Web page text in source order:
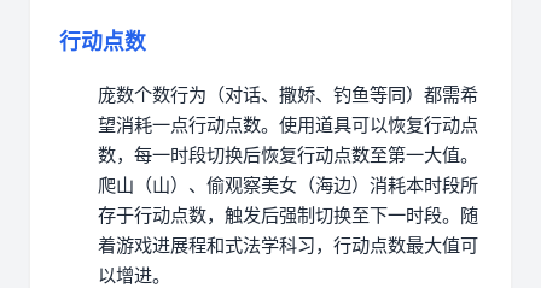
行动点数
庞数个数行为（对话、撒娇、钓鱼等同）都需希
望消耗一点行动点数。 使用道具可以恢复行动点
数，每一时段切换后恢复行动点数至第一大值。
爬山（山）、偷观察美女（海边）消耗本时段所
存于行动点数，触发后强制切换至下一时段。 随
着游戏进展程和式法学科习，行动点数最大值可
以增进。